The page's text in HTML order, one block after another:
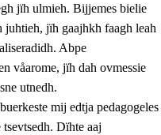
jïh ulmieh. Bijjemes bielie
juhtieh, jïh gaajhkh faagh leah
Abpe
våarome, jïh dah ovmessie
utnedh.
mij edtja pedagogeles
Dïhte aaj